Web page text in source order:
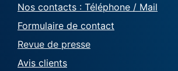
Nos contacts : Téléphone / Mail
Formulaire de contact
Revue de presse
Avis clients